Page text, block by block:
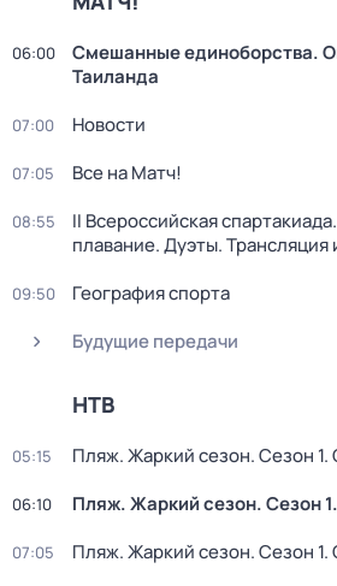
06:00
Смешанные единоборства.
Таиланда
07:00 Новости
07:05 Все на Матч!
08:55
II Всероссийская
плавание. Дуэты. Трансляция
09:50
География спорта
Будущие передачи
НТВ
05:15 Пляж. Жаркий сезон. Сезон 1.
06:10 Пляж. Жаркий сезон. Сезон 1
07:05 Пляж. Жаркий сезон. Сезон 1.